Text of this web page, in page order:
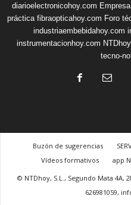
diarioelectronicohoy.com
práctica fibraopticahoy.com Foro
industriaembebidahoy.com
instrumentacionhoy.com
tecno-
Buzón de sugerencias
Vídeos formativos
app
© NTDhoy, S.L., Segundo Mata 4A,
626981059,